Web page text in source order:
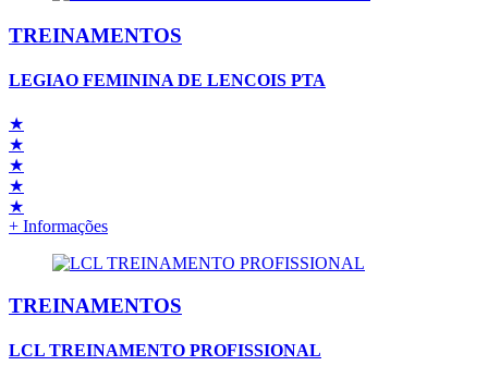
TREINAMENTOS
LEGIAO FEMININA DE LENCOIS PTA
★
★
★
★
★
+ Informações
TREINAMENTOS
LCL TREINAMENTO PROFISSIONAL